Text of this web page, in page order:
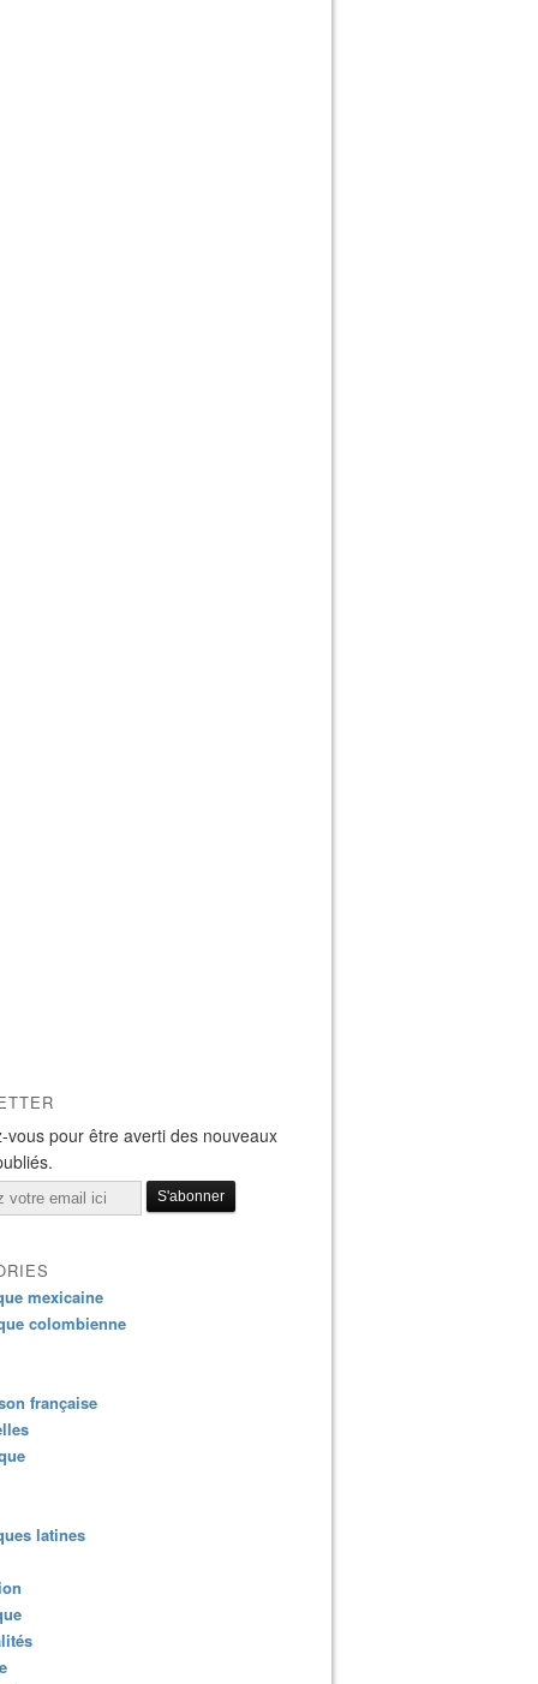
vous pour être averti des nouveaux
mexicaine
colombienne
française
latines